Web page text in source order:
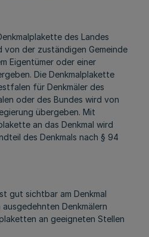
des Landes
der zuständigen Gemeinde
Eigentümer oder einer
Die Denkmalplakette
für Denkmäler des
oder des Bundes wird von
übergeben. Mit
an das Denkmal wird
des Denkmals nach § 94
gut sichtbar am Denkmal
Denkmälern
an geeigneten Stellen